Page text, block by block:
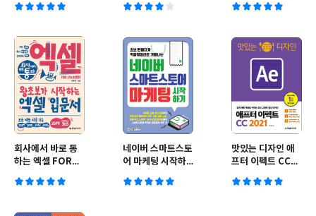
회사에서 바로 통
하는 엑셀 FOR
네이버 스마트스토
어 마케팅 시작하
맛있는 디자인 애
프터 이펙트 CC